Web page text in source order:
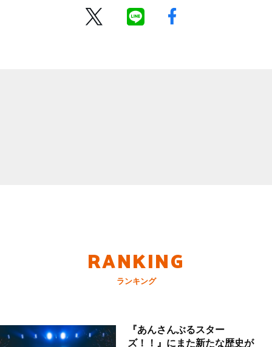
RANKING
ランキング
『あんさんぶるスター
ズ！！』にまた新たな歴史が